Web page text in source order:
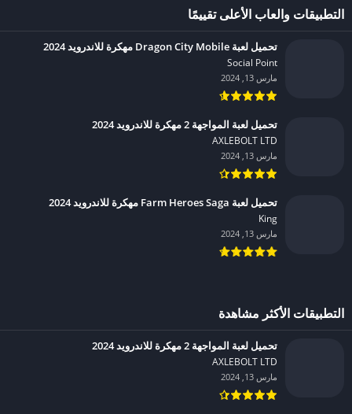
التطبيقات والعاب الأعلى تقييمًا
تحميل لعبة Dragon City Mobile مهكرة للاندرويد 2024
Social Point‏
مارس 13, 2024
تحميل لعبة المواجهة 2 مهكرة للاندرويد 2024
AXLEBOLT LTD‏
مارس 13, 2024
تحميل لعبة Farm Heroes Saga مهكرة للاندرويد 2024
King‏
مارس 13, 2024
التطبيقات الأكثر مشاهدة
تحميل لعبة المواجهة 2 مهكرة للاندرويد 2024
AXLEBOLT LTD‏
مارس 13, 2024